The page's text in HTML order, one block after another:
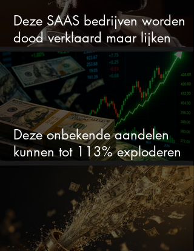
Deze SAAS bedrijven worden
dood verklaard maar lijken
springlevend
Deze onbekende aandelen
kunnen tot 113% exploderen
(één springt eruit)